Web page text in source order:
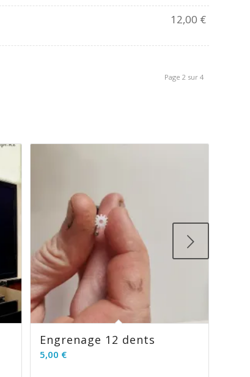
12,00 €
Page 2 sur 4
Engrenage 12 dents
5,00 €
Suivant